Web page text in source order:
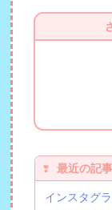
最近の記
インスタグ